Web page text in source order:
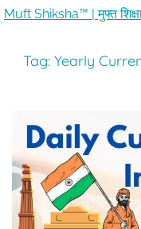
Muft Shiksha™ | मुफ्त
Tag: Yearly